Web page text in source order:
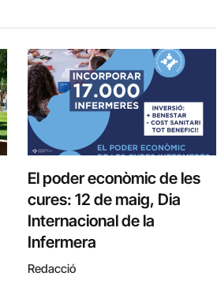
El poder econòmic de les
cures: 12 de maig, Dia
Internacional de la
Infermera
Redacció